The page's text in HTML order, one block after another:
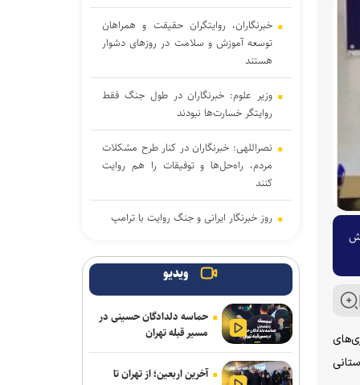
خبرنگاران، روایتگران حقیقت و همراهان
توسعه آموزش و سلامت در روزهای دشوار
هستند
وزیر علوم: خبرنگاران در طول جنگ فقط
روایتگر خسارت‌ها نبودند
نصراللهی: خبرنگاران در کنار طرح مشکلات
مردم، راه‌حل‌ها و توفیقات را هم روایت
کنند
روز خبرنگار ایرانی و جنگ روایت با ترامپ
خبرنگار؛ روایتگر امروز، دیده‌بان فردا
دانشگاه آزاد اسلامی از ۲۴ مرداد
خبرنگاری رسالتی اخلاقی در مسیر کشف
حقیقت و ارتقای سرمایه اجتماعی است
ویدیو
حماسه دلدادگان حسینی در
مسیر قبله تهران
آخرین اربعین؛ از تهران تا